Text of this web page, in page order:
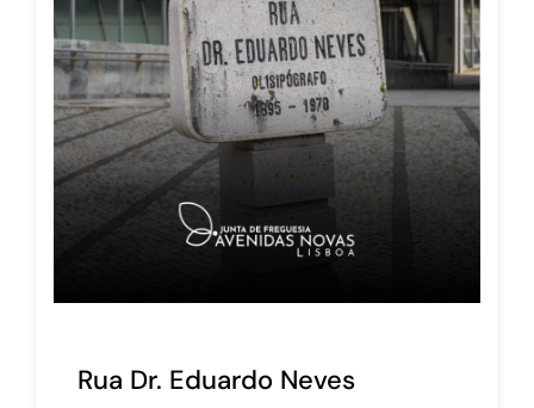
Rua Dr. Eduardo Neves